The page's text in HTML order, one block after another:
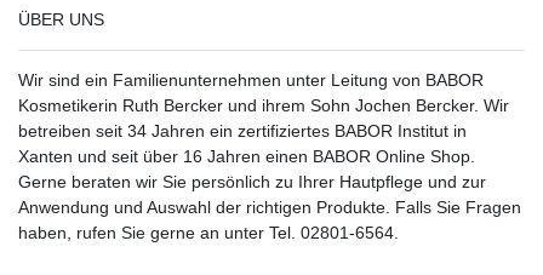
ÜBER UNS
Wir sind ein Familienunternehmen unter Leitung von BABOR
Kosmetikerin Ruth Bercker und ihrem Sohn Jochen Bercker. Wir
betreiben seit 34 Jahren ein zertifiziertes BABOR Institut in
Xanten und seit über 16 Jahren einen BABOR Online Shop.
Gerne beraten wir Sie persönlich zu Ihrer Hautpflege und zur
Anwendung und Auswahl der richtigen Produkte. Falls Sie Fragen
haben, rufen Sie gerne an unter Tel. 02801-6564.